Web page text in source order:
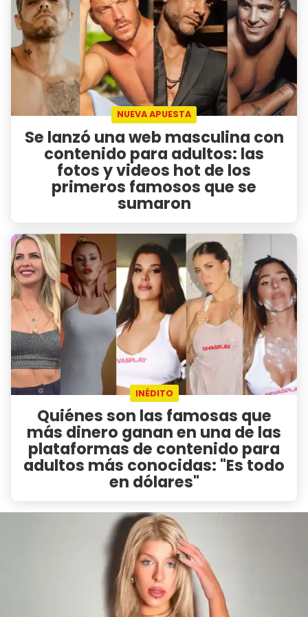
NUEVA APUESTA
Se lanzó una web masculina con
contenido para adultos: las
fotos y videos hot de los
primeros famosos que se
sumaron
INÉDITO
Quiénes son las famosas que
más dinero ganan en una de las
plataformas de contenido para
adultos más conocidas: "Es todo
en dólares"